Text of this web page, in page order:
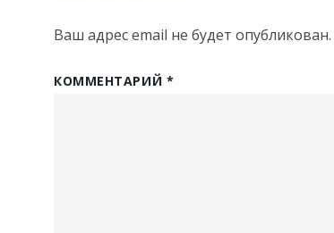
Ваш адрес email не будет опубликован.
КОММЕНТАРИЙ *